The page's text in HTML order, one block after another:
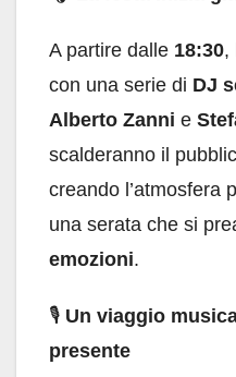
A partire dalle 18:30,
con una serie di DJ
Alberto Zanni e
scalderanno il
creando l’atmosfera
una serata che si
emozioni.
🎙️ Un viaggio
presente